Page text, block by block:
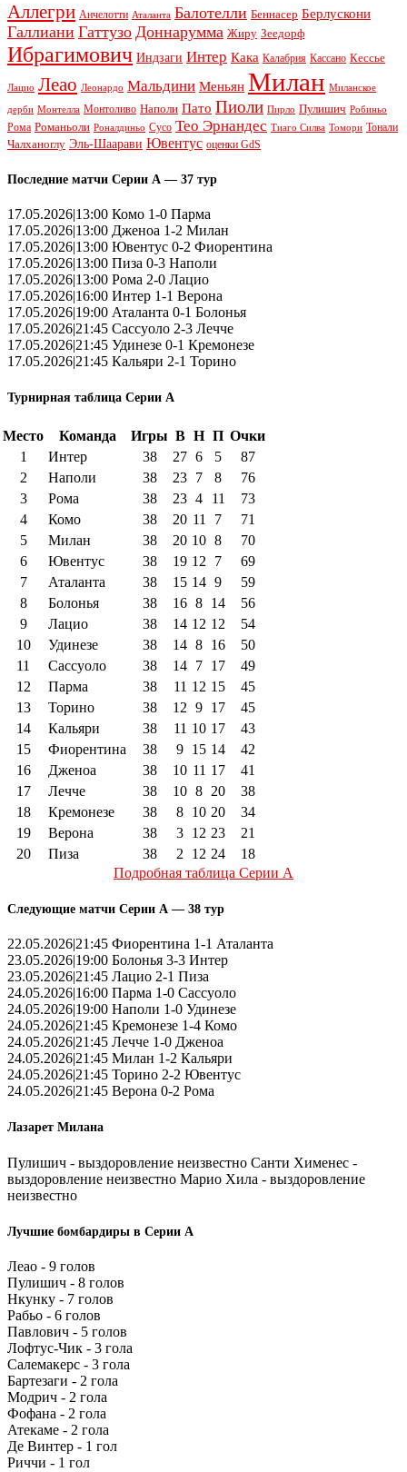
Аллегри Анчелотти Аталанта Балотелли Беннасер Берлускони
Галлиани Гаттузо Доннарумма Жиру Зеедорф
Ибрагимович Индзаги Интер Кака Калабрия Кассано Кессье
Лацио Леао Леонардо Мальдини Меньян Милан Миланское
дерби Монтелла Монтоливо Наполи Пато Пиоли Пирло Пулишич Робиньо
Рома Романьоли Роналдиньо Сусо Тео Эрнандес Тиаго Силва Томори Тонали
Чалханоглу Эль-Шаарави Ювентус оценки GdS
Последние матчи Серии А — 37 тур
17.05.2026|13:00 Комо 1-0 Парма
17.05.2026|13:00 Дженоа 1-2 Милан
17.05.2026|13:00 Ювентус 0-2 Фиорентина
17.05.2026|13:00 Пиза 0-3 Наполи
17.05.2026|13:00 Рома 2-0 Лацио
17.05.2026|16:00 Интер 1-1 Верона
17.05.2026|19:00 Аталанта 0-1 Болонья
17.05.2026|21:45 Сассуоло 2-3 Лечче
17.05.2026|21:45 Удинезе 0-1 Кремонезе
17.05.2026|21:45 Кальяри 2-1 Торино
Турнирная таблица Серии А
Место Команда Игры В Н П Очки
1
Интер 38 27 6 5
87
2
Наполи 38 23 7 8
76
3
Рома 38 23 4 11
73
4
Комо 38 20 11 7
71
5
Милан 38 20 10 8
70
6
Ювентус 38 19 12 7
69
7
Аталанта 38 15 14 9
59
8
Болонья 38 16 8 14
56
9
Лацио 38 14 12 12
54
10
Удинезе 38 14 8 16
50
11
Сассуоло 38 14 7 17
49
12
Парма 38 11 12 15
45
13
Торино 38 12 9 17
45
14
Кальяри 38 11 10 17
43
15
Фиорентина 38 9 15 14
42
16
Дженоа 38 10 11 17
41
17
Лечче 38 10 8 20
38
18
Кремонезе 38 8 10 20
34
19
Верона 38 3 12 23
21
20
Пиза 38 2 12 24
18
Подробная таблица Серии А
Следующие матчи Серии А — 38 тур
22.05.2026|21:45 Фиорентина 1-1 Аталанта
23.05.2026|19:00 Болонья 3-3 Интер
23.05.2026|21:45 Лацио 2-1 Пиза
24.05.2026|16:00 Парма 1-0 Сассуоло
24.05.2026|19:00 Наполи 1-0 Удинезе
24.05.2026|21:45 Кремонезе 1-4 Комо
24.05.2026|21:45 Лечче 1-0 Дженоа
24.05.2026|21:45 Милан 1-2 Кальяри
24.05.2026|21:45 Торино 2-2 Ювентус
24.05.2026|21:45 Верона 0-2 Рома
Лазарет Милана
Пулишич - выздоровление неизвестно Санти Хименес -
выздоровление неизвестно Марио Хила - выздоровление
неизвестно
Лучшие бомбардиры в Серии А
Леао - 9 голов
Пулишич - 8 голов
Нкунку - 7 голов
Рабьо - 6 голов
Павлович - 5 голов
Лофтус-Чик - 3 гола
Салемакерс - 3 гола
Бартезаги - 2 гола
Модрич - 2 гола
Фофана - 2 гола
Атекаме - 2 гола
Де Винтер - 1 гол
Риччи - 1 гол